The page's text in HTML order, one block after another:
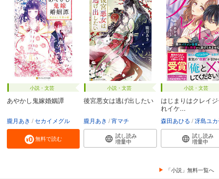
小説・文芸
あやかし鬼嫁婚姻譚
朧月あき セカイメグル
無料で読む
小説・文芸
後宮悪女は逃げ出したい
朧月あき 宵マチ
試し読み
増量中
小説・文芸
はじまりはクレイ
れイケ...
森田あひる 冴島ユ
試し読み
増量中
「小説」無料一覧へ